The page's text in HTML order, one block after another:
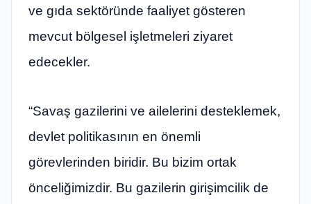
ve gıda sektöründe faaliyet gösteren
mevcut bölgesel işletmeleri ziyaret
edecekler.
“Savaş gazilerini ve ailelerini desteklemek,
devlet politikasının en önemli
görevlerinden biridir. Bu bizim ortak
önceliğimizdir. Bu gazilerin girişimcilik de